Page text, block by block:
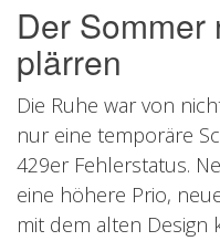
Der
plärren
Die Ruhe war von
nur eine temporäre
429er Fehlerstatus.
eine höhere Prio,
mit dem alten Design